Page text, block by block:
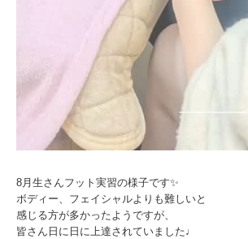
8月生さんフット実習の様子です✨
ボディー、フェイシャルよりも難しいと
感じる方が多かったようですが、
皆さん日に日に上達されていました♩